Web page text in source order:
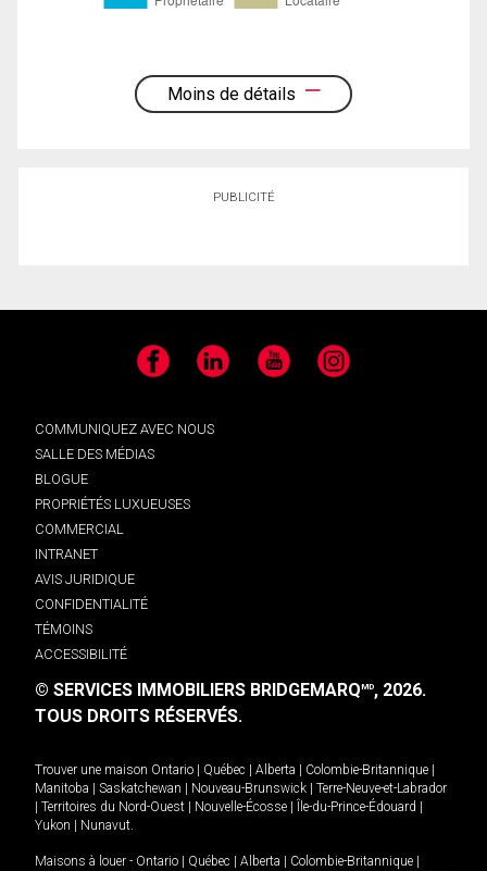
Moins de détails
PUBLICITÉ
Facebook LinkedIn YouTube Instagram
COMMUNIQUEZ AVEC NOUS
SALLE DES MÉDIAS
BLOGUE
PROPRIÉTÉS LUXUEUSES
COMMERCIAL
INTRANET
AVIS JURIDIQUE
CONFIDENTIALITÉ
TÉMOINS
ACCESSIBILITÉ
© SERVICES IMMOBILIERS BRIDGEMARQMD, 2026.
TOUS DROITS RÉSERVÉS.
Trouver une maison Ontario Québec Alberta Colombie-Britannique
Manitoba
Saskatchewan Nouveau-Brunswick
Terre-Neuve-et-Labrador
Territoires du Nord-Ouest Nouvelle-Écosse Île-du-Prince-Édouard
Yukon
Nunavut.
Maisons à louer - Ontario Québec Alberta Colombie-Britannique